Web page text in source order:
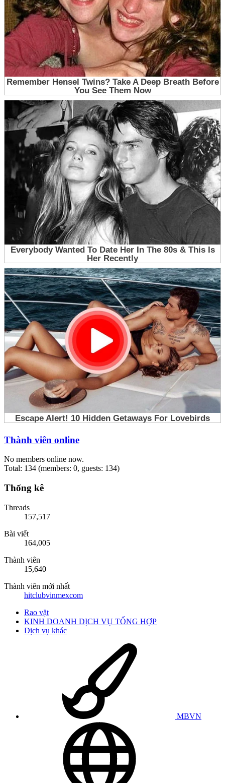
Thành viên online
No members online now.
Total: 134 (members: 0, guests: 134)
Thống kê
Threads
157,517
Bài viết
164,005
Thành viên
15,640
Thành viên mới nhất
hitclubvinmexcom
Rao vặt
KINH DOANH DỊCH VỤ TỔNG HỢP
Dịch vụ khác
MBVN